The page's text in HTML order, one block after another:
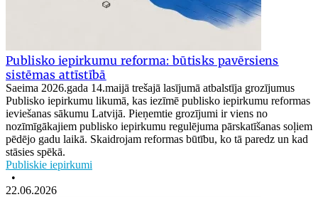
Publisko iepirkumu reforma: būtisks pavērsiens
sistēmas attīstībā
Saeima 2026.gada 14.maijā trešajā lasījumā atbalstīja grozījumus
Publisko iepirkumu likumā, kas iezīmē publisko iepirkumu reformas
ieviešanas sākumu Latvijā. Pieņemtie grozījumi ir viens no
nozīmīgākajiem publisko iepirkumu regulējuma pārskatīšanas soļiem
pēdējo gadu laikā. Skaidrojam reformas būtību, ko tā paredz un kad
stāsies spēkā.
Publiskie iepirkumi
•
22.06.2026